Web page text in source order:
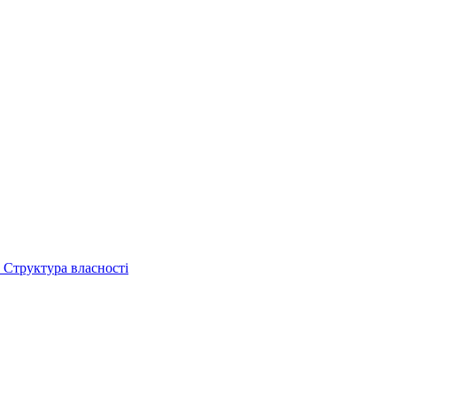
Структура власності